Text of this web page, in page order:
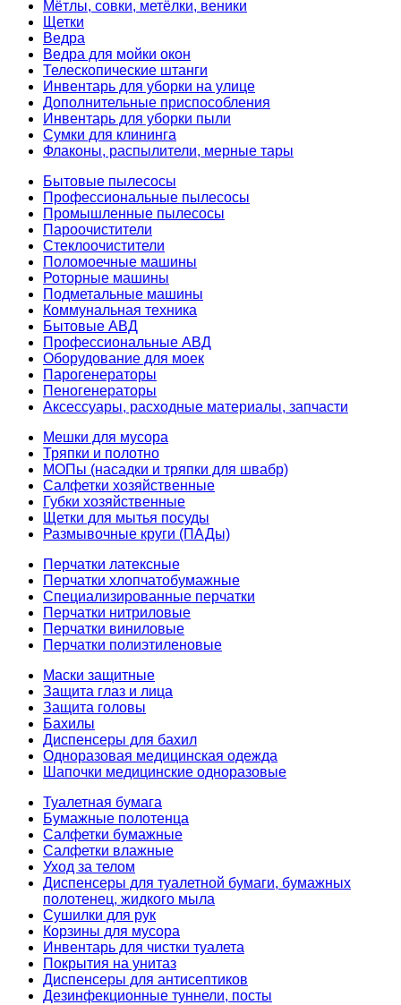
Мётлы, совки, метёлки, веники
Щетки
Ведра
Ведра для мойки окон
Телескопические штанги
Инвентарь для уборки на улице
Дополнительные приспособления
Инвентарь для уборки пыли
Сумки для клининга
Флаконы, распылители, мерные тары
Бытовые пылесосы
Профессиональные пылесосы
Промышленные пылесосы
Пароочистители
Стеклоочистители
Поломоечные машины
Роторные машины
Подметальные машины
Коммунальная техника
Бытовые АВД
Профессиональные АВД
Оборудование для моек
Парогенераторы
Пеногенераторы
Аксессуары, расходные материалы, запчасти
Мешки для мусора
Тряпки и полотно
МОПы (насадки и тряпки для швабр)
Салфетки хозяйственные
Губки хозяйственные
Щетки для мытья посуды
Размывочные круги (ПАДы)
Перчатки латексные
Перчатки хлопчатобумажные
Специализированные перчатки
Перчатки нитриловые
Перчатки виниловые
Перчатки полиэтиленовые
Маски защитные
Защита глаз и лица
Защита головы
Бахилы
Диспенсеры для бахил
Одноразовая медицинская одежда
Шапочки медицинские одноразовые
Туалетная бумага
Бумажные полотенца
Салфетки бумажные
Салфетки влажные
Уход за телом
Диспенсеры для туалетной бумаги, бумажных
полотенец, жидкого мыла
Сушилки для рук
Корзины для мусора
Инвентарь для чистки туалета
Покрытия на унитаз
Диспенсеры для антисептиков
Дезинфекционные туннели, посты